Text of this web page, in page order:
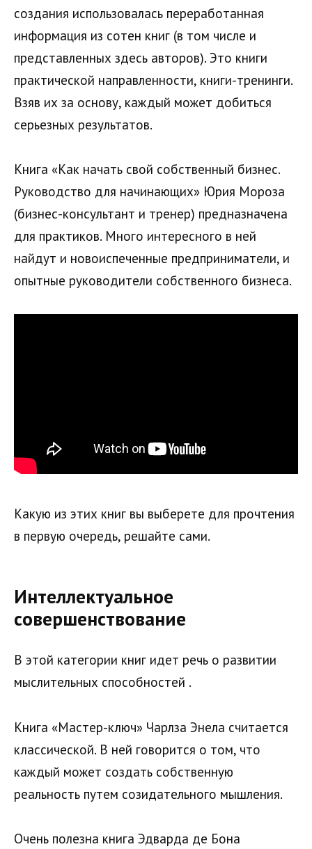
создания использовалась переработанная
информация из сотен книг (в том числе и
представленных здесь авторов). Это книги
практической направленности, книги-тренинги.
Взяв их за основу, каждый может добиться
серьезных результатов.
Книга «Как начать свой собственный бизнес.
Руководство для начинающих» Юрия Мороза
(бизнес-консультант и тренер) предназначена
для практиков. Много интересного в ней
найдут и новоиспеченные предприниматели, и
опытные руководители собственного бизнеса.
Какую из этих книг вы выберете для прочтения
в первую очередь, решайте сами.
Интеллектуальное
совершенствование
В этой категории книг идет речь о развитии
мыслительных способностей .
Книга «Мастер-ключ» Чарлза Энела считается
классической. В ней говорится о том, что
каждый может создать собственную
реальность путем созидательного мышления.
Очень полезна книга Эдварда де Бона